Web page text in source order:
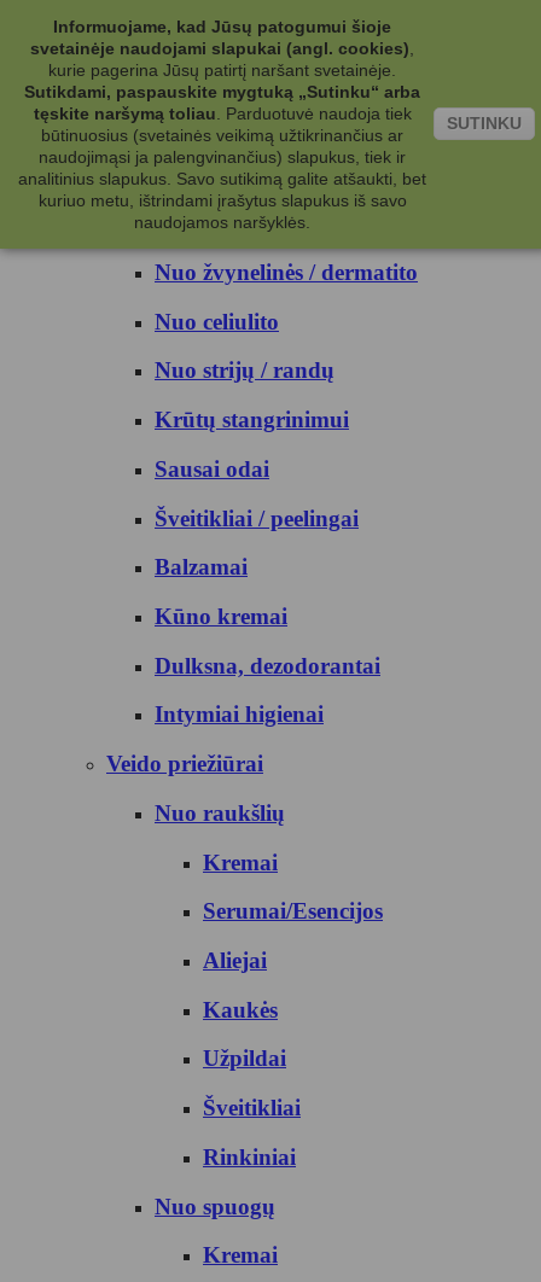
Kategorijos
Kosmetika
Kūno priežiūrai
Nuo prakaito
Kūno prausikliai
Nuo žvynelinės / dermatito
Nuo celiulito
Nuo strijų / randų
Krūtų stangrinimui
Sausai odai
Šveitikliai / peelingai
Balzamai
Kūno kremai
Dulksna, dezodorantai
Intymiai higienai
Veido priežiūrai
Nuo raukšlių
Kremai
Serumai/Esencijos
Aliejai
Kaukės
Užpildai
Šveitikliai
Rinkiniai
Nuo spuogų
Kremai
Informuojame, kad Jūsų patogumui šioje
svetainėje naudojami slapukai (angl. cookies)
kurie pagerina Jūsų patirtį naršant svetainėje.
Sutikdami, paspauskite mygtuką „Sutinku“ arba
tęskite naršymą toliau
Parduotuvė naudoja tiek
būtinuosius (svetainės veikimą užtikrinančius ar
naudojimąsi ja palengvinančius) slapukus, tiek ir
analitinius slapukus. Savo sutikimą galite atšaukti, bet
kuriuo metu, ištrindami įrašytus slapukus iš savo
naudojamos naršyklės.
SUTINKU